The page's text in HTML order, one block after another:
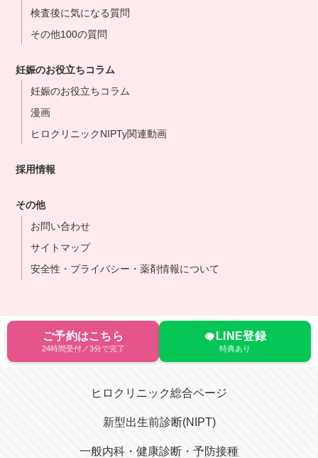
検査後に気になる質問
その他100の質問
妊娠のお役立ちコラム
妊娠のお役立ちコラム
漫画
ヒロクリニックNIPTy関連動画
採用情報
その他
お問い合わせ
サイトマップ
安全性・プライバシー・薬剤情報について
ご予約はこちら
24時間受付／3分で完了
LINE登録
特典あり
ヒロクリニック総合ページ
新型出生前診断(NIPT)
一般内科・健康診断・予防接種